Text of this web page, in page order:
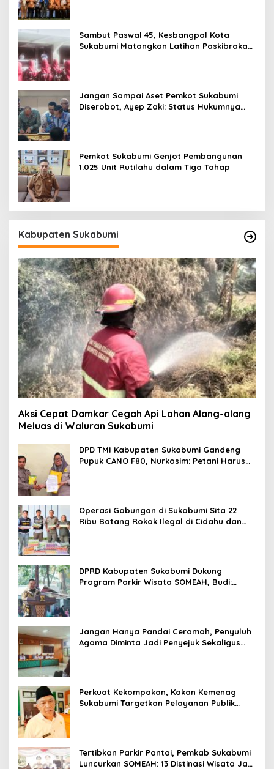
Sambut Paswal 45, Kesbangpol Kota
Sukabumi Matangkan Latihan Paskibraka
Jangan Sampai Aset Pemkot Sukabumi
Diserobot, Ayep Zaki: Status Hukumnya
Pemkot Sukabumi Genjot Pembangunan
1.025 Unit Rutilahu dalam Tiga Tahap
Kabupaten Sukabumi
Aksi Cepat Damkar Cegah Api Lahan Alang-alang
Meluas di Waluran Sukabumi
DPD TMI Kabupaten Sukabumi Gandeng
Pupuk CANO F80, Nurkosim: Petani Harus
Operasi Gabungan di Sukabumi Sita 22
Ribu Batang Rokok Ilegal di Cidahu dan
DPRD Kabupaten Sukabumi Dukung
Program Parkir Wisata SOMEAH, Budi:
Jangan Hanya Pandai Ceramah, Penyuluh
Agama Diminta Jadi Penyejuk Sekaligus
Perkuat Kekompakan, Kakan Kemenag
Sukabumi Targetkan Pelayanan Publik
Tertibkan Parkir Pantai, Pemkab Sukabumi
Luncurkan SOMEAH: 13 Distinasi Wisata Jadi